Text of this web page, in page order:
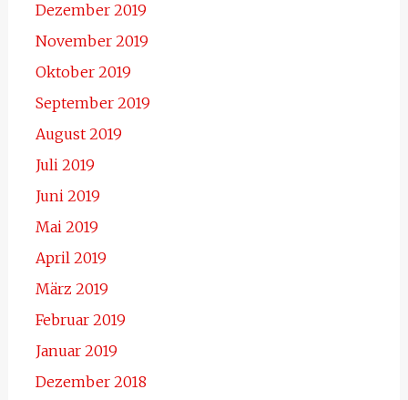
Dezember 2019
November 2019
Oktober 2019
September 2019
August 2019
Juli 2019
Juni 2019
Mai 2019
April 2019
März 2019
Februar 2019
Januar 2019
Dezember 2018